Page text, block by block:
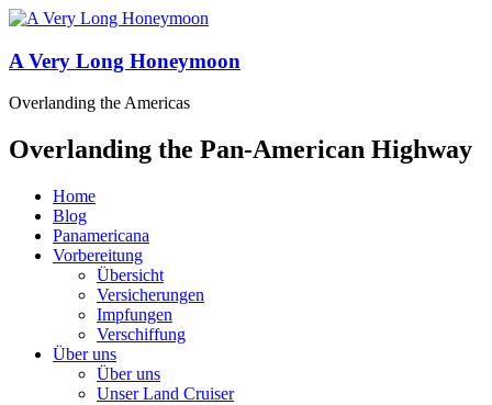
A Very Long Honeymoon
Overlanding the Americas
Overlanding the Pan-American Highway
Home
Blog
Panamericana
Vorbereitung
Übersicht
Versicherungen
Impfungen
Verschiffung
Über uns
Über uns
Unser Land Cruiser